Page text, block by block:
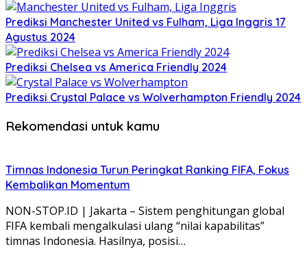
Prediksi Manchester United vs Fulham, Liga Inggris 17
Agustus 2024
Prediksi Chelsea vs America Friendly 2024
Prediksi Crystal Palace vs Wolverhampton Friendly 2024
Rekomendasi untuk kamu
Timnas Indonesia Turun Peringkat Ranking FIFA, Fokus
Kembalikan Momentum
NON-STOP.ID | Jakarta – Sistem penghitungan global
FIFA kembali mengalkulasi ulang “nilai kapabilitas”
timnas Indonesia. Hasilnya, posisi…